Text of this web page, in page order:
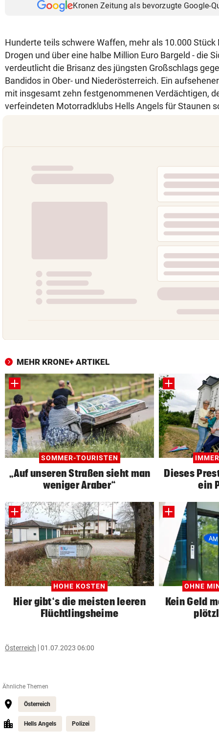
Kronen Zeitung als bevorzugte Google-
Hunderte teils schwere Waffen, mehr als 10.000
Drogen und über eine halbe Million Euro Bargeld - die
verdeutlicht die Brisanz des jüngsten Großschlags
Bandidos in Ober- und Niederösterreich. Ein
mit insgesamt zehn festgenommenen Verdächtigen,
verfeindeten Motorradklubs Hells Angels für Staunen
MEHR KRONE+ ARTIKEL
SOMMER-TOURISTEN
„Auf unseren Straßen sieht man
weniger Araber“
Dieses
ein
HOHE KOSTEN
Hier gibt‘s die meisten leeren
Flüchtlingsheime
OHNE
Kein Geld
Österreich 01.07.2023 06:00
Ähnliche Themen
Österreich
Hells Angels Polizei